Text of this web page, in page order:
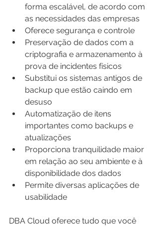
forma escalável, de acordo com
as necessidades das empresas
Oferece segurança e controle
Preservação de dados com a
criptografia e armazenamento à
prova de incidentes físicos
Substitui os sistemas antigos de
backup que estão caindo em
desuso
Automatização de itens
importantes como backups e
atualizações
Proporciona tranquilidade maior
em relação ao seu ambiente e à
disponibilidade dos dados
Permite diversas aplicações de
usabilidade
DBA Cloud oferece tudo que você